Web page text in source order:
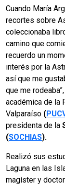
Cuando María
recortes sobre
coleccionaba
camino que
recuerdo un
interés por la
así que me
que me
académica de la
Valparaíso (
presidenta de la
(SOCHIAS).
Realizó sus
Laguna en las
magíster y